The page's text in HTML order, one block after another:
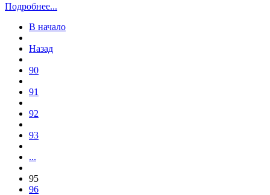
Подробнее...
В начало
Назад
90
91
92
93
...
95
96